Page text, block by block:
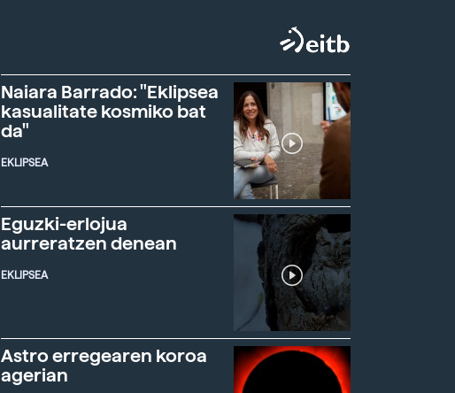
Naiara Barrado: "Eklipsea
kasualitate kosmiko bat
da"
EKLIPSEA
Eguzki-erlojua
aurreratzen denean
EKLIPSEA
Astro erregearen koroa
agerian